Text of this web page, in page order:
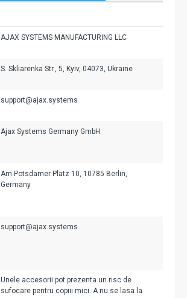
AJAX SYSTEMS MANUFACTURING LLC
S. Skliarenka Str., 5, Kyiv, 04073, Ukraine
support@ajax.systems
Ajax Systems Germany GmbH
Am Potsdamer Platz 10, 10785 Berlin,
Germany
support@ajax.systems
Unele accesorii pot prezenta un risc de
sufocare pentru copiii mici. A nu se lasa la